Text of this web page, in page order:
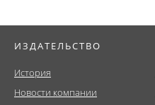
ИЗДАТЕЛЬСТВО
История
Новости компании